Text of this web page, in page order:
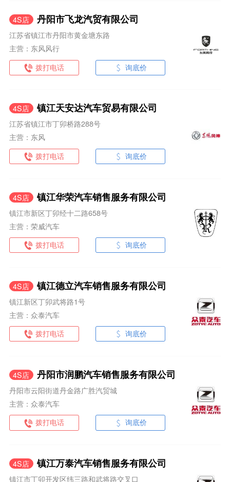
4S店 丹阳市飞龙汽贸有限公司
江苏省镇江市丹阳市黄金塘东路
主营：东风风行
拨打电话
询底价
4S店 镇江天安达汽车贸易有限公司
江苏省镇江市丁卯桥路288号
主营：东风
拨打电话
询底价
4S店 镇江华荣汽车销售服务有限公司
镇江市新区丁卯经十二路658号
主营：荣威汽车
拨打电话
询底价
4S店 镇江德立汽车销售服务有限公司
镇江新区丁卯武将路1号
主营：众泰汽车
拨打电话
询底价
4S店 丹阳市润鹏汽车销售服务有限公司
丹阳市云阳街道丹金路广胜汽贸城
主营：众泰汽车
拨打电话
询底价
4S店 镇江万泰汽车销售服务有限公司
镇江市丁卯开发区纬三路和武将路交叉口